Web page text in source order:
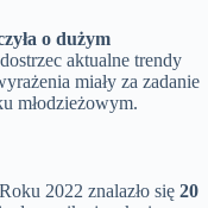
o dużym
aktualne trendy
miały za zadanie
młodzieżowym.
2022 znalazło się 20